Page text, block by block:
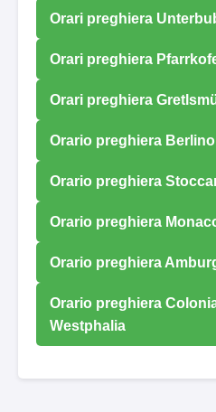
Orari preghiera
Orari preghiera
Orari preghiera
Orario preghiera
Orario preghiera
Orario preghiera
Orario preghiera
Orario preghiera
Westphalia